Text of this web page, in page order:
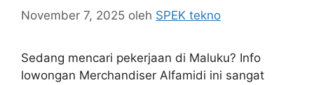
November 7, 2025 oleh SPEK tekno
Sedang mencari pekerjaan di Maluku? Info
lowongan Merchandiser Alfamidi ini sangat